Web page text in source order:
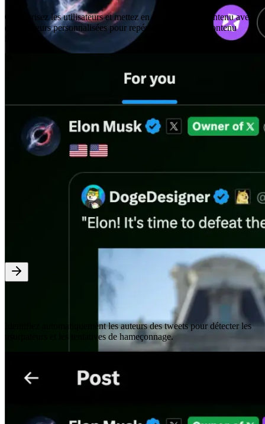
Catégorisez les utilisateurs et mettez en évidence leur contenu avec
des couleurs personnalisées pour repérer facilement le contenu
Détection d'Auteur
Identifiez automatiquement les auteurs des tweets pour détecter les
usurpateurs et les tentatives de hameçonnage.